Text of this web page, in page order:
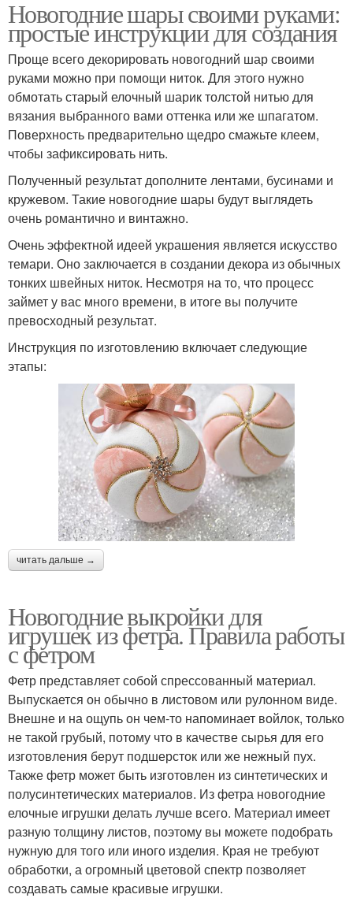
Новогодние шары своими руками:
простые инструкции для создания
Проще всего декорировать новогодний шар своими
руками можно при помощи ниток. Для этого нужно
обмотать старый елочный шарик толстой нитью для
вязания выбранного вами оттенка или же шпагатом.
Поверхность предварительно щедро смажьте клеем,
чтобы зафиксировать нить.
Полученный результат дополните лентами, бусинами и
кружевом. Такие новогодние шары будут выглядеть
очень романтично и винтажно.
Очень эффектной идеей украшения является искусство
темари. Оно заключается в создании декора из обычных
тонких швейных ниток. Несмотря на то, что процесс
займет у вас много времени, в итоге вы получите
превосходный результат.
Инструкция по изготовлению включает следующие
этапы:
читать дальше →
Новогодние выкройки для
игрушек из фетра. Правила работы
с фетром
Фетр представляет собой спрессованный материал.
Выпускается он обычно в листовом или рулонном виде.
Внешне и на ощупь он чем-то напоминает войлок, только
не такой грубый, потому что в качестве сырья для его
изготовления берут подшерсток или же нежный пух.
Также фетр может быть изготовлен из синтетических и
полусинтетических материалов. Из фетра новогодние
елочные игрушки делать лучше всего. Материал имеет
разную толщину листов, поэтому вы можете подобрать
нужную для того или иного изделия. Края не требуют
обработки, а огромный цветовой спектр позволяет
создавать самые красивые игрушки.